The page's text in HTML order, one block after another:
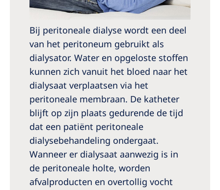
Bij peritoneale dialyse wordt een deel
van het peritoneum gebruikt als
dialysator. Water en opgeloste stoffen
kunnen zich vanuit het bloed naar het
dialysaat verplaatsen via het
peritoneale membraan. De katheter
blijft op zijn plaats gedurende de tijd
dat een patiënt peritoneale
dialysebehandeling ondergaat.
Wanneer er dialysaat aanwezig is in
de peritoneale holte, worden
afvalproducten en overtollig vocht